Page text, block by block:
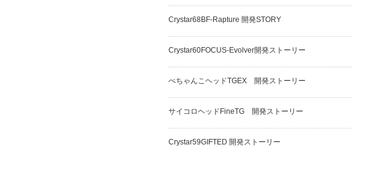
Crystar68BF-Rapture 開発STORY
Crystar60FOCUS-Evolver開発ストーリー
ぺちゃんこヘッドTGEX 開発ストーリー
サイコロヘッドFineTG 開発ストーリー
Crystar59GIFTED 開発ストーリー